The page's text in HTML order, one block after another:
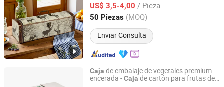
regalos 11X11X36cm Sj17603
US$ 3,5-4,00 / Pieza
50 Piezas (MOQ)
Enviar Consulta
Fujian, China Desde 2025
Caja de embalaje de vegetales premium
encerada -Caja de cartón para frutas de
Fujian Quanzhou Xinhengfa Packaging Co., Ltd.